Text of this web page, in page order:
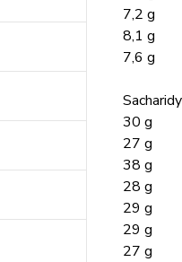
7,2 g
8,1 g
7,6 g
Sacharidy
30 g
27 g
38 g
28 g
29 g
29 g
27 g